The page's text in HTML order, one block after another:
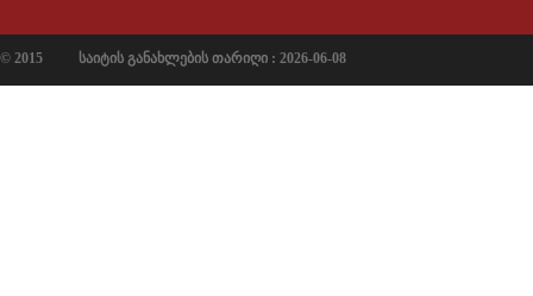
© 2015 საიტის განახლების თარიღი : 2026-06-08